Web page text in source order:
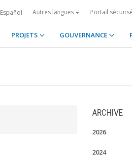
Español Autres langues Portail sécurisé
PROJETS GOUVERNANCE
ARCHIVE
2026
2024